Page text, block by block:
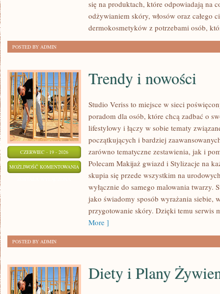
się na produktach, które odpowiadają na
odżywianiem skóry, włosów oraz całego
dermokosmetyków z potrzebami osób,
POSTED BY ADMIN
CZERWIEC - 19 - 2026
MOŻLIWOŚĆ KOMENTOWANIA TRENDY
NOWOŚCI
Trendy i nowości
Studio Veriss to miejsce w sieci
poradom dla osób, które chcą zadbać o
lifestylowy i łączy w sobie tematy
początkujących i bardziej
zarówno tematyczne zestawienia, jak i
Polecam Makijaż gwiazd i Stylizacje na
skupia się przede wszystkim na
wyłącznie do samego malowania twarzy.
jako świadomy sposób wyrażania siebie,
przygotowanie skóry. Dzięki temu serwis
More ]
POSTED BY ADMIN
Diety i Plany